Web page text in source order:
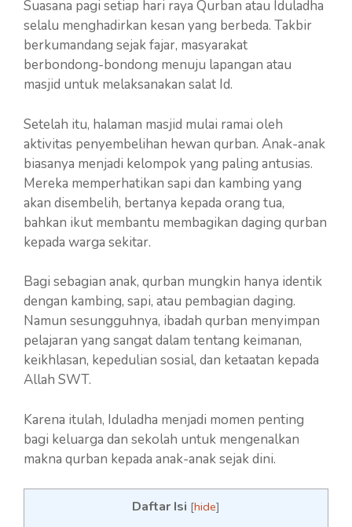
Suasana pagi setiap hari raya Qurban atau Iduladha
selalu menghadirkan kesan yang berbeda. Takbir
berkumandang sejak fajar, masyarakat
berbondong-bondong menuju lapangan atau
masjid untuk melaksanakan salat Id.
Setelah itu, halaman masjid mulai ramai oleh
aktivitas penyembelihan hewan qurban. Anak-anak
biasanya menjadi kelompok yang paling antusias.
Mereka memperhatikan sapi dan kambing yang
akan disembelih, bertanya kepada orang tua,
bahkan ikut membantu membagikan daging qurban
kepada warga sekitar.
Bagi sebagian anak, qurban mungkin hanya identik
dengan kambing, sapi, atau pembagian daging.
Namun sesungguhnya, ibadah qurban menyimpan
pelajaran yang sangat dalam tentang keimanan,
keikhlasan, kepedulian sosial, dan ketaatan kepada
Allah SWT.
Karena itulah, Iduladha menjadi momen penting
bagi keluarga dan sekolah untuk mengenalkan
makna qurban kepada anak-anak sejak dini.
Daftar Isi [hide]